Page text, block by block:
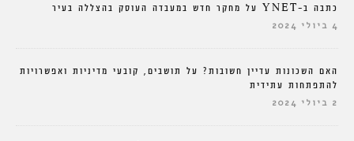
כתבה ב-YNET על מחקר חדש במעבדה העוסק בהצללה בעיר
4 ביולי 2024
האם השכונות עדיין חשובות? על תושבים, קובעי מדיניות ואפשרויות
להתפתחות עתידית
2 ביולי 2024